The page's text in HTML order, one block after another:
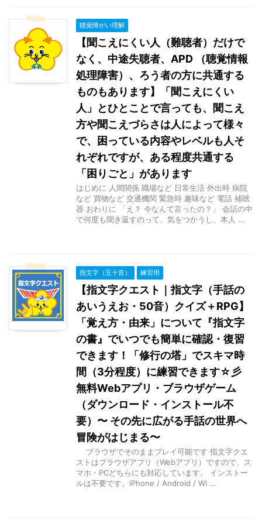
聴覚障がい理解
【聞こえにくい人（難聴者）だけで
なく、中途失聴者、APD （聴覚情報
処理障害）、ろう者の方に共通する
ものもあります】「聞こえにくい
人」とひとことで言っても、聞こえ
方や聞こえづらさは人によって様々
で、困っている内容やレベルも人そ
れぞれですが、ある程度共通する
「困りごと」があります
はじめに 人間関係 職場など 日常生活 外出時 病院
など 買物など 交通機関 緊急時 趣味など 電話 補聴
器 おわりに 「え？ 今なんて言ったの？」 会話の中
で何度も聞き返すのって、気をつかうし、本人 ...
指文字（五十音） 練習用
【指文字クエスト｜指文字（手話の
あいうえお・50音）クイズ＋RPG】
「覚え方・由来」について『指文字
の書』でいつでも簡単に確認・復習
できます！「修行の塔」でスキマ時
間（3分程度）に練習できます☆彡
無料Webアプリ・ブラウザゲーム
（ダウンロード・インストール不
要）〜 その先に広がる手話の世界へ
冒険がはじまる〜
ブラウザでそのままプレイ可能です 指文字クエ
ストはブラウザアプリ（Webアプリ）ですので、ス
マホ・PCどちらにも対応しています。 インストー
ルは不要です。iPhone / Android / Wi ...